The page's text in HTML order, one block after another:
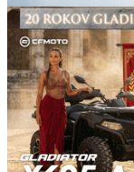
príspevkov